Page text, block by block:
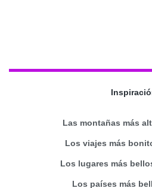
Las montañas más
Los viajes más
Los lugares más
Los países más